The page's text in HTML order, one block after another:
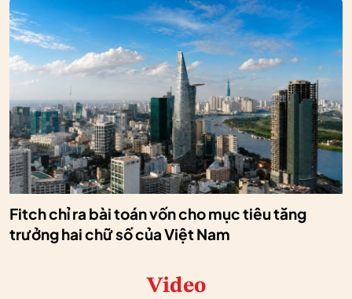
Fitch chỉ ra bài toán vốn cho mục tiêu tăng
trưởng hai chữ số của Việt Nam
Video